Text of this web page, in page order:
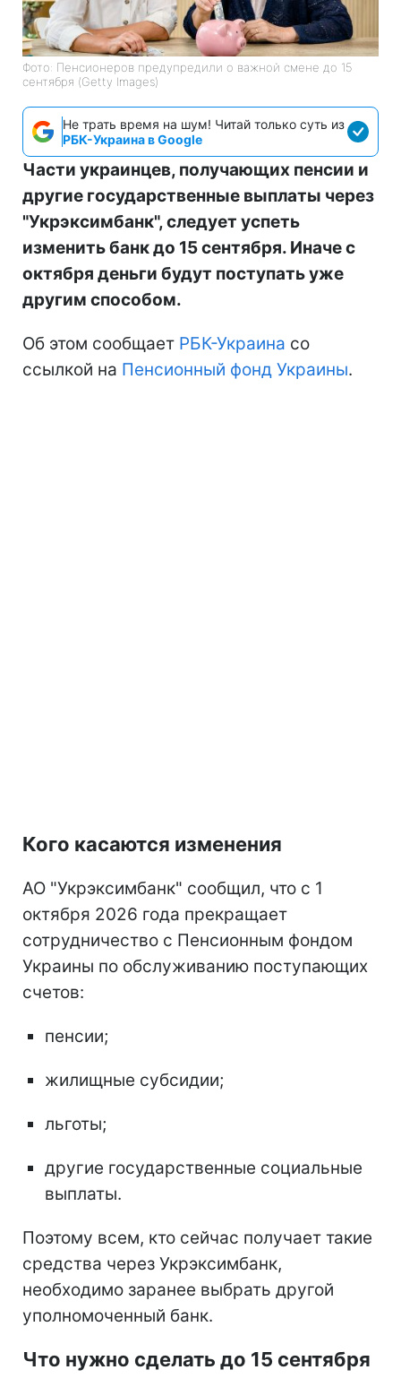
Фото: Пенсионеров предупредили о важной смене до 15
сентября (Getty Images)
Не трать время на шум! Читай только суть из
РБК-Украина в Google
Части украинцев, получающих пенсии и
другие государственные выплаты через
"Укрэксимбанк", следует успеть
изменить банк до 15 сентября. Иначе с
октября деньги будут поступать уже
другим способом.
Об этом сообщает РБК-Украина со
ссылкой на Пенсионный фонд Украины.
Кого касаются изменения
АО "Укрэксимбанк" сообщил, что с 1
октября 2026 года прекращает
сотрудничество с Пенсионным фондом
Украины по обслуживанию поступающих
счетов:
пенсии;
жилищные субсидии;
льготы;
другие государственные социальные
выплаты.
Поэтому всем, кто сейчас получает такие
средства через Укрэксимбанк,
необходимо заранее выбрать другой
уполномоченный банк.
Что нужно сделать до 15 сентября